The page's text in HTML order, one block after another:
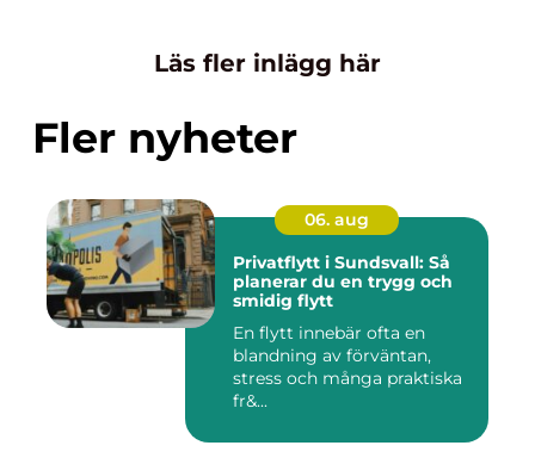
Läs fler inlägg här
Fler nyheter
06. aug
Privatflytt i Sundsvall: Så
planerar du en trygg och
smidig flytt
En flytt innebär ofta en
blandning av förväntan,
stress och många praktiska
fr&...